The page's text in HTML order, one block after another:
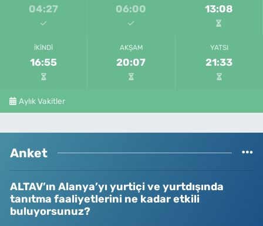
04:27 06:00 13:08
İKINDI
16:55
AKŞAM
20:07
YATSI
21:33
Aylık Vakitler
Anket
ALTAV’ın Alanya’yı yurtiçi ve yurtdışında
tanıtma faaliyetlerini ne kadar etkili
buluyorsunuz?